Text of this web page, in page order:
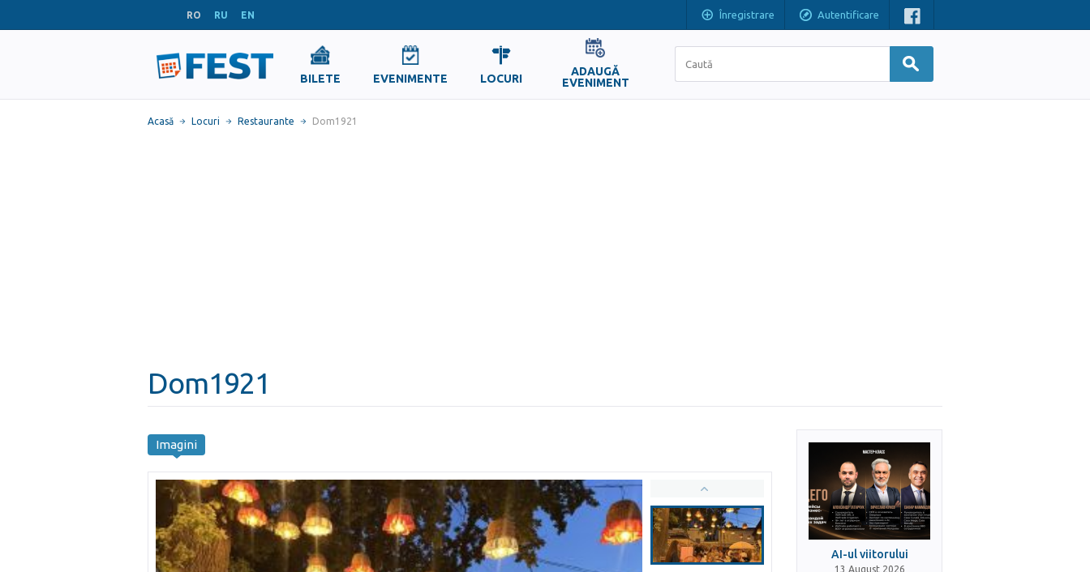
RO RU EN Înregistrare Autentificare
BILETE EVENIMENTE LOCURI
ADAUGĂ
EVENIMENT
Acasă Locuri Restaurante Dom1921
Dom1921
Imagini
AI-ul viitorului
13 August 2026